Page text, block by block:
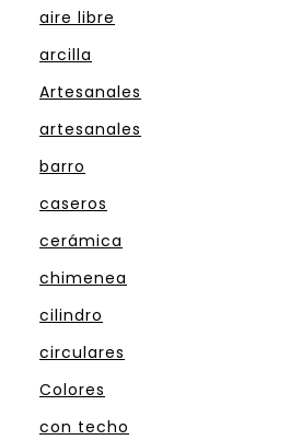
aire libre
arcilla
Artesanales
artesanales
barro
caseros
cerámica
chimenea
cilindro
circulares
Colores
con techo